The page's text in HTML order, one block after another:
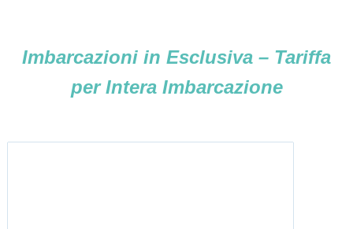
Imbarcazioni in Esclusiva – Tariffa
per Intera Imbarcazione